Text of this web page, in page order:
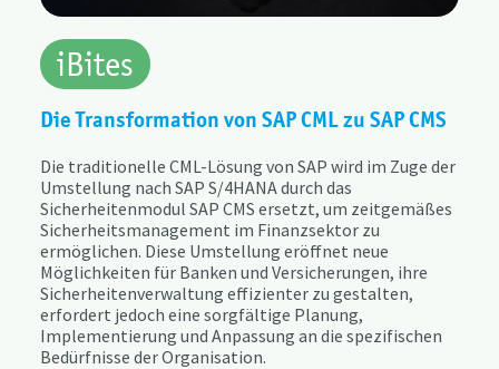
iBites
Die Transformation von SAP CML zu SAP CMS
Die traditionelle CML-Lösung von SAP wird im Zuge der
Umstellung nach SAP S/4HANA durch das
Sicherheitenmodul SAP CMS ersetzt, um zeitgemäßes
Sicherheitsmanagement im Finanzsektor zu
ermöglichen. Diese Umstellung eröffnet neue
Möglichkeiten für Banken und Versicherungen, ihre
Sicherheitenverwaltung effizienter zu gestalten,
erfordert jedoch eine sorgfältige Planung,
Implementierung und Anpassung an die spezifischen
Bedürfnisse der Organisation.